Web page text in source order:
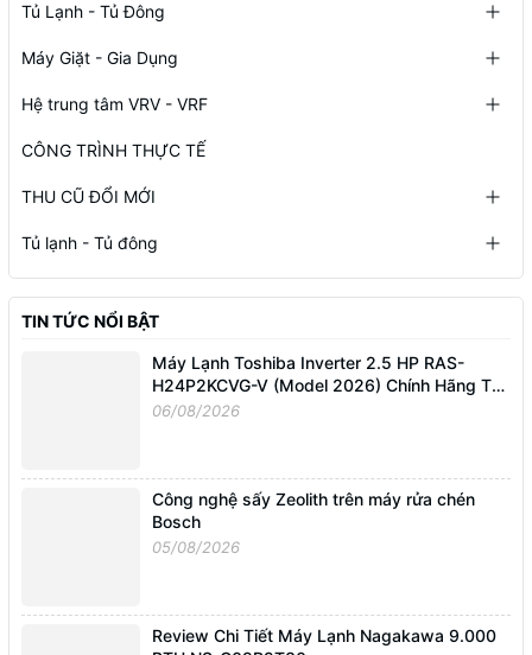
Tủ Lạnh - Tủ Đông
Máy Giặt - Gia Dụng
Hệ trung tâm VRV - VRF
CÔNG TRÌNH THỰC TẾ
THU CŨ ĐỔI MỚI
Tủ lạnh - Tủ đông
TIN TỨC NỔI BẬT
Máy Lạnh Toshiba Inverter 2.5 HP RAS-
H24P2KCVG-V (Model 2026) Chính Hãng Tại
Điện Máy Nguyễn Linh
06/08/2026
Công nghệ sấy Zeolith trên máy rửa chén
Bosch
05/08/2026
Review Chi Tiết Máy Lạnh Nagakawa 9.000